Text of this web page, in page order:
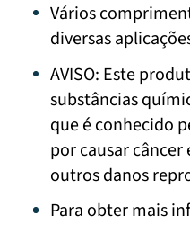
Vários
diversas
AVISO: Este
substâncias
que é conhecido
por causar
outros danos
Para obter mais